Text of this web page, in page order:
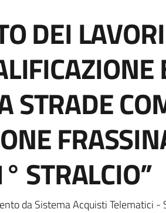
DEI
STRADE
STRALCIO”
da Sistema Acquisti Telematici -